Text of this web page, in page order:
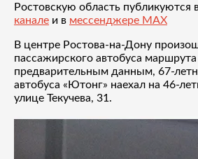
Ростовскую область публикуются
канале и в мессенджере MAX
В центре Ростова-на-Дону
пассажирского автобуса
предварительным данным, 67-
автобуса «Ютонг» наехал на 46-
улице Текучева, 31.